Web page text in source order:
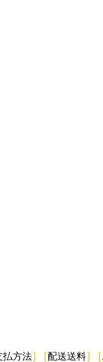
払方法] [配送送料] [